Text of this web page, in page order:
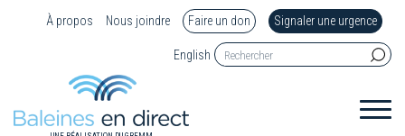
À propos Nous joindre Faire un don Signaler une urgence
English